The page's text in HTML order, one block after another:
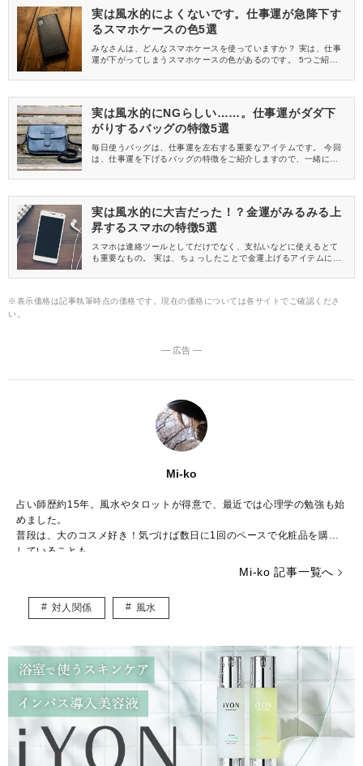
実は風水的によくないです。仕事運が急降下す
るスマホケースの色5選
みなさんは、どんなスマホケースを使っていますか？ 実は、仕事
運が下がってしまうスマホケースの色があるのです。 5つご紹介
実は風水的にNGらしい……。仕事運がダダ下
がりするバッグの特徴5選
毎日使うバッグは、仕事運を左右する重要なアイテムです。 今回
は、仕事運を下げるバッグの特徴をご紹介しますので、一緒にチ
実は風水的に大吉だった！？金運がみるみる上
昇するスマホの特徴5選
スマホは連絡ツールとしてだけでなく、支払いなどに使えるとて
も重要なもの。 実は、ちょっしたことで金運上げるアイテムにな
プしますので、一緒にチェックしましょう。
※表示価格は記事執筆時点の価格です。現在の価格については各サイトでご確認くださ
い。
― 広告 ―
Mi-ko
占い師歴約15年。風水やタロットが得意で、最近では心理学の勉強も始
めました。
普段は、大のコスメ好き！気づけば数日に1回のペースで化粧品を購入
していることも……。
ストレスが多い今の時代……癒やしが欲しいという方のために、のんび
りした海辺の街からみなさんの心を少しだけ暖かくする言葉をお届けで
きれば嬉しいです。
Mi-ko 記事一覧へ
対人関係 風水